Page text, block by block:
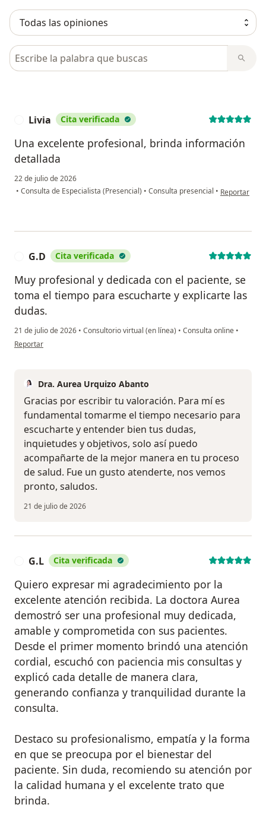
Busca en opiniones
Livia Cita verificada
Una excelente profesional, brinda información
detallada
22 de julio de 2026
• Consulta de Especialista (Presencial) • Consulta presencial • en opinión
Reportar
G.D Cita verificada
Muy profesional y dedicada con el paciente, se
toma el tiempo para escucharte y explicarte las
dudas.
21 de julio de 2026 • Consultorio virtual (en línea) • Consulta online •
en opinión del usuario G.D
Reportar
Dra. Aurea Urquizo Abanto
Gracias por escribir tu valoración. Para mí es
fundamental tomarme el tiempo necesario para
escucharte y entender bien tus dudas,
inquietudes y objetivos, solo así puedo
acompañarte de la mejor manera en tu proceso
de salud. Fue un gusto atenderte, nos vemos
pronto, saludos.
21 de julio de 2026
G.L Cita verificada
Quiero expresar mi agradecimiento por la
excelente atención recibida. La doctora Aurea
demostró ser una profesional muy dedicada,
amable y comprometida con sus pacientes.
Desde el primer momento brindó una atención
cordial, escuchó con paciencia mis consultas y
explicó cada detalle de manera clara,
generando confianza y tranquilidad durante la
consulta.
Destaco su profesionalismo, empatía y la forma
en que se preocupa por el bienestar del
paciente. Sin duda, recomiendo su atención por
la calidad humana y el excelente trato que
brinda.